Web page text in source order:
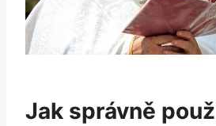
Jak správně‌